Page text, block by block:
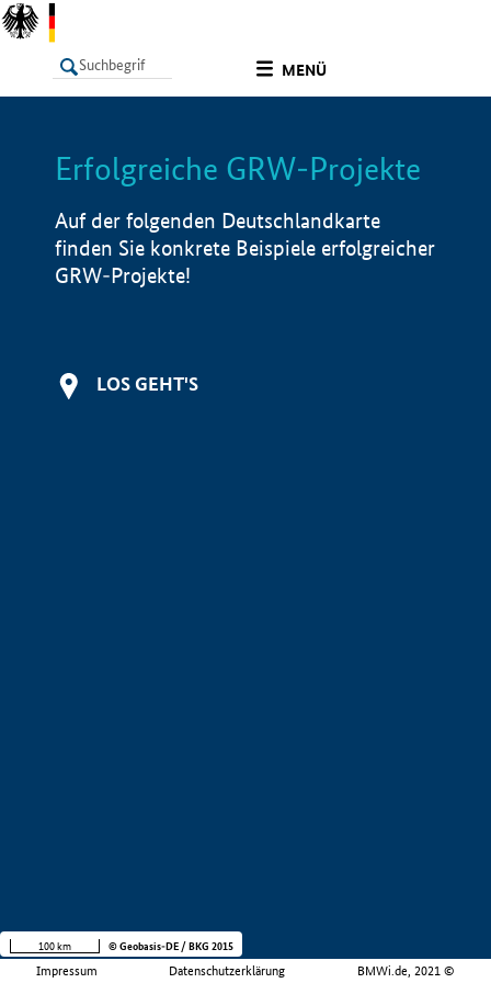
MENÜ
LISTE Info
Erfolgreiche GRW-Projekte
Auf der folgenden Deutschlandkarte
finden Sie konkrete Beispiele erfolgreicher
GRW-Projekte!
LOS GEHT'S
Impressum Datenschutzerklärung BMWi.de, 2021 ©
100 km © Geobasis-DE / BKG 2015